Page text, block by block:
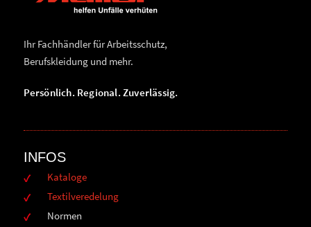
Ihr Fachhändler für Arbeitsschutz,
Berufskleidung und mehr.
Persönlich. Regional. Zuverlässig.
INFOS
Kataloge
Textilveredelung
Normen